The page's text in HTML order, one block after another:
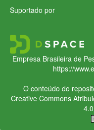
Suportado por
Empresa Brasileira de
https://
O conteúdo do
Creative Commons